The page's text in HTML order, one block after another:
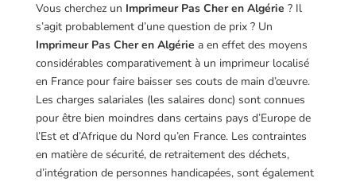
Vous cherchez un Imprimeur Pas Cher en Algérie ? Il
s’agit probablement d’une question de prix ? Un
Imprimeur Pas Cher en Algérie a en effet des moyens
considérables comparativement à un imprimeur localisé
en France pour faire baisser ses couts de main d’œuvre.
Les charges salariales (les salaires donc) sont connues
pour être bien moindres dans certains pays d’Europe de
l’Est et d’Afrique du Nord qu’en France. Les contraintes
en matière de sécurité, de retraitement des déchets,
d’intégration de personnes handicapées, sont également